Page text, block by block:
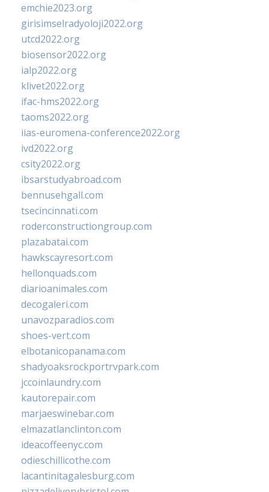
emchie2023.org
girisimselradyoloji2022.org
utcd2022.org
biosensor2022.org
ialp2022.org
klivet2022.org
ifac-hms2022.org
taoms2022.org
iias-euromena-conference2022.org
ivd2022.org
csity2022.org
ibsarstudyabroad.com
bennusehgall.com
tsecincinnati.com
roderconstructiongroup.com
plazabatai.com
hawkscayresort.com
hellonquads.com
diarioanimales.com
decogaleri.com
unavozparadios.com
shoes-vert.com
elbotanicopanama.com
shadyoaksrockportrvpark.com
jccoinlaundry.com
kautorepair.com
marjaeswinebar.com
elmazatlanclinton.com
ideacoffeenyc.com
odieschillicothe.com
lacantinitagalesburg.com